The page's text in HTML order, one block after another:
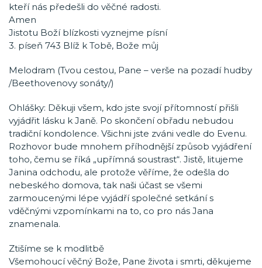
kteří nás předešli do věčné radosti.
Amen
Jistotu Boží blízkosti vyznejme písní
3. píseň 743 Blíž k Tobě, Bože můj
Melodram (Tvou cestou, Pane – verše na pozadí hudby
/Beethovenovy sonáty/)
Ohlášky: Děkuji všem, kdo jste svojí přítomností přišli
vyjádřit lásku k Janě. Po skončení obřadu nebudou
tradiční kondolence. Všichni jste zváni vedle do Evenu.
Rozhovor bude mnohem příhodnější způsob vyjádření
toho, čemu se říká „upřímná soustrast“. Jistě, litujeme
Janina odchodu, ale protože věříme, že odešla do
nebeského domova, tak naši účast se všemi
zarmoucenými lépe vyjádří společné setkání s
vděčnými vzpomínkami na to, co pro nás Jana
znamenala.
Ztišíme se k modlitbě
Všemohoucí věčný Bože, Pane života i smrti, děkujeme